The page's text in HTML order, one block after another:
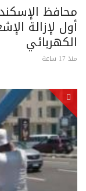
محافظ
أول لإزالة
الكهربائي
منذ 17 ساعة